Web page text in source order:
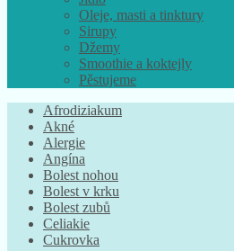
Oleje, masti a tinktury
Sirupy
Džemy
Smoothie a koktejly
Pěstujeme
Afrodiziakum
Akné
Alergie
Angína
Bolest nohou
Bolest v krku
Bolest zubů
Celiakie
Cukrovka